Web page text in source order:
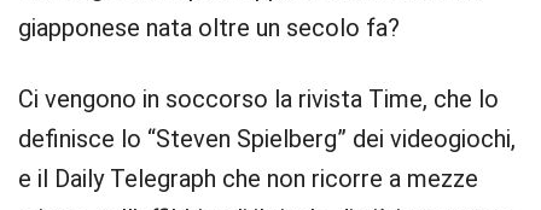
giapponese nata oltre un secolo fa?
Ci vengono in soccorso la rivista Time, che lo
definisce lo “Steven Spielberg” dei videogiochi,
e il Daily Telegraph che non ricorre a mezze